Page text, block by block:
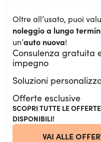
Oltre all’usato, puoi
noleggio a lungo
un’auto nuova!
Consulenza gratuita
impegno
Soluzioni
Offerte esclusive
SCOPRI TUTTE LE OFFERTE
DISPONIBILI!
VAI ALLE